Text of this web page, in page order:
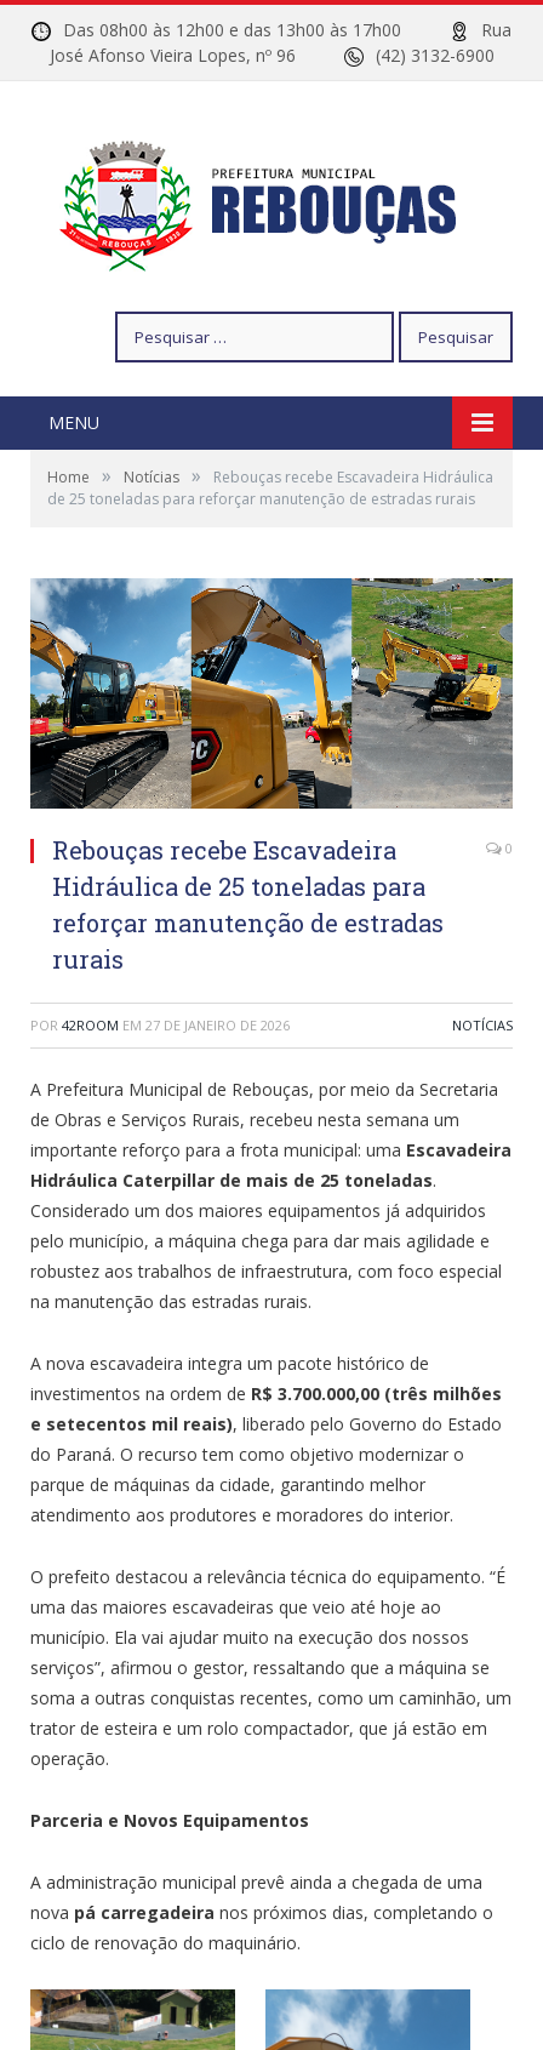
Das 08h00 às 12h00 e das 13h00 às 17h00
Rua
José Afonso Vieira Lopes, nº 96
(42) 3132-6900
por:
MENU
Home » Notícias »
Rebouças recebe Escavadeira Hidráulica
de 25 toneladas para reforçar manutenção de estradas rurais
Rebouças recebe Escavadeira
Hidráulica de 25 toneladas para
reforçar manutenção de estradas
rurais
0
POR 42ROOM EM 27 DE JANEIRO DE 2026 NOTÍCIAS
A Prefeitura Municipal de Rebouças, por meio da Secretaria
de Obras e Serviços Rurais, recebeu nesta semana um
importante reforço para a frota municipal: uma Escavadeira
Hidráulica Caterpillar de mais de 25 toneladas.
Considerado um dos maiores equipamentos já adquiridos
pelo município, a máquina chega para dar mais agilidade e
robustez aos trabalhos de infraestrutura, com foco especial
na manutenção das estradas rurais.
A nova escavadeira integra um pacote histórico de
investimentos na ordem de R$ 3.700.000,00 (três milhões
e setecentos mil reais), liberado pelo Governo do Estado
do Paraná. O recurso tem como objetivo modernizar o
parque de máquinas da cidade, garantindo melhor
atendimento aos produtores e moradores do interior.
O prefeito destacou a relevância técnica do equipamento. “É
uma das maiores escavadeiras que veio até hoje ao
município. Ela vai ajudar muito na execução dos nossos
serviços”, afirmou o gestor, ressaltando que a máquina se
soma a outras conquistas recentes, como um caminhão, um
trator de esteira e um rolo compactador, que já estão em
operação.
Parceria e Novos Equipamentos
A administração municipal prevê ainda a chegada de uma
nova pá carregadeira nos próximos dias, completando o
ciclo de renovação do maquinário.